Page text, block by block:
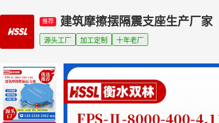
推荐 建筑摩擦摆隔震支座生产厂家
源头工厂 加工定制 十年老厂